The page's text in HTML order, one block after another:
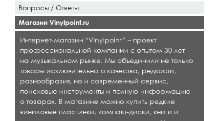
Вопросы / Ответы
Магазин Vinylpoint.ru
Интернет-магазин “Vinylpoint” – проект
профессиональной компании с опытом 30 лет
на музыкальном рынке. Мы объединили не только
товары исключительного качества, редкости,
разнообразия, но и современный сервис,
поисковые инструменты и полную информацию
о товарах. В магазине можно купить редкие
виниловые пластинки, компакт-диски, книги и